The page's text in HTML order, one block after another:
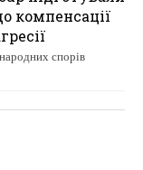
компенсації
спорів